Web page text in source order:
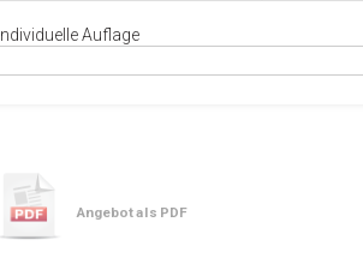
Individuelle Auflage
Angebot als PDF